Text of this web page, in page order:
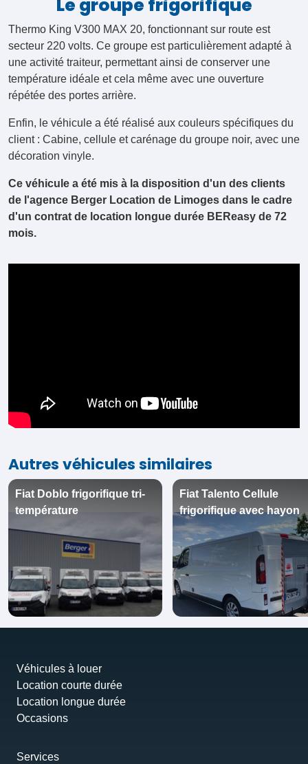
Thermo King V300 MAX 20, fonctionnant sur route est
secteur 220 volts. Ce groupe est particulièrement adapté à
une activité traiteur, permettant ainsi de conserver une
température idéale et cela même avec une ouverture
répétée des portes arrière.
Enfin, le véhicule a été réalisé aux couleurs spécifiques du
client : Cabine, cellule et carénage du groupe noir, avec une
décoration vinyle.
Ce véhicule a été mis à la disposition d'un des clients
de l'agence Berger Location de Limoges dans le cadre
d'un contrat de location longue durée BEReasy de 72
mois.
température
frigorifique avec hayon
Location courte durée
Location longue durée
Occasions
Actualités